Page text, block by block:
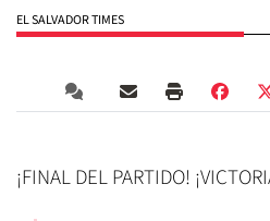
EL SALVADOR TIMES
¡FINAL DEL PARTIDO!